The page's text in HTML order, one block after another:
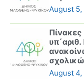
August 5,
Πίνακες
August 4,